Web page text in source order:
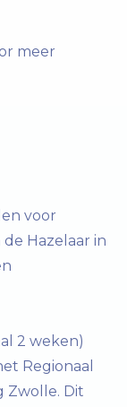
meer
voor
Hazelaar in
2 weken)
Regionaal
Zwolle. Dit